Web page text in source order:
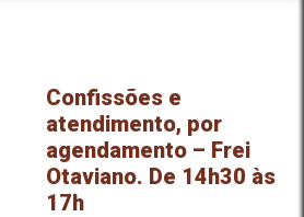
Confissões e
atendimento, por
agendamento – Frei
Otaviano. De 14h30 às
17h